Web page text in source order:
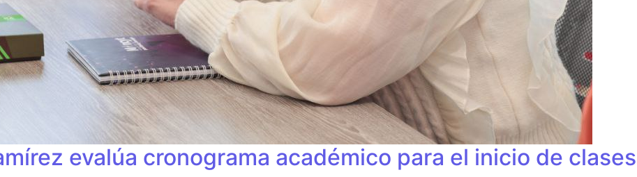
evalúa cronograma académico para el inicio de clases